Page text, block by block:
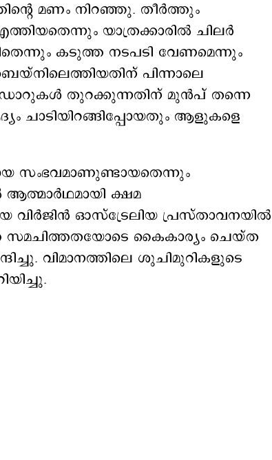
മണം നിറഞ്ഞു. തീര്‍ത്തും
യാത്രക്കാരില്‍ ചിലര്‍
കടുത്ത നടപടി വേണമെന്നും
പിന്നാലെ
ഡോറുകള്‍ തുറക്കുന്നതിന് മുന്‍പ് തന്നെ
ചാടിയിറങ്ങിപ്പോയതും ആളുകളെ
സംഭവമാണുണ്ടായതെന്നും
ആത്മാര്‍ഥമായി ക്ഷമ
വിര്‍ജിന്‍ ഓസ്ട്രേലിയ പ്രസ്താവനയില്‍
സമചിത്തതയോടെ കൈകാര്യം ചെയ്ത
വിമാനത്തിലെ ശുചിമുറികളുടെ